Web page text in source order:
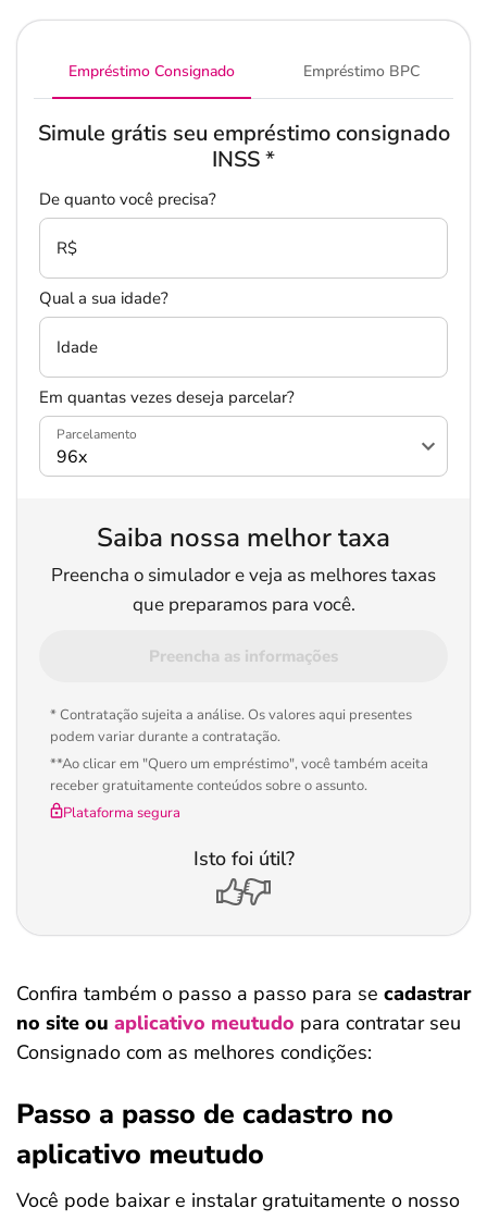
Empréstimo Consignado Empréstimo BPC
Simule grátis seu empréstimo consignado
INSS*
De quanto você precisa?
R$
Qual a sua idade?
Idade
Em quantas vezes deseja parcelar?
Parcelamento
Saiba nossa melhor taxa
Preencha o simulador e veja as melhores taxas
que preparamos para você.
Preencha as informações
* Contratação sujeita a análise. Os valores aqui presentes
podem variar durante a contratação.
**Ao clicar em "Quero um empréstimo", você também aceita
receber gratuitamente conteúdos sobre o assunto.
Plataforma segura
Isto foi útil?
Confira também o passo a passo para se cadastrar
no site ou aplicativo meutudo para contratar seu
Consignado com as melhores condições:
Passo a passo de cadastro no
aplicativo meutudo
Você pode baixar e instalar gratuitamente o nosso